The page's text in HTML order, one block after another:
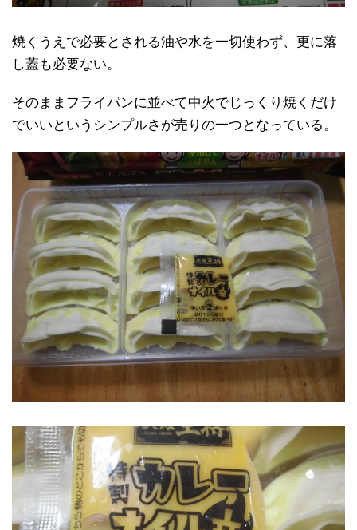
焼くうえで必要とされる油や水を一切使わず、更に落
し蓋も必要ない。
そのままフライパンに並べて中火でじっくり焼くだけ
でいいというシンプルさが売りの一つとなっている。